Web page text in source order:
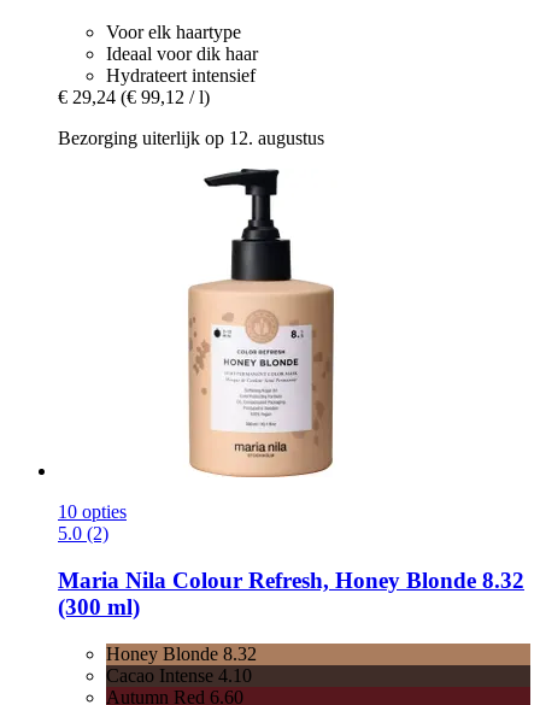
Voor elk haartype
Ideaal voor dik haar
Hydrateert intensief
€ 29,24 (€ 99,12 / l)
Bezorging uiterlijk op 12. augustus
10 opties
5.0 (2)
Maria Nila Colour Refresh, Honey Blonde 8.32
(300 ml)
Honey Blonde 8.32
Cacao Intense 4.10
Autumn Red 6.60